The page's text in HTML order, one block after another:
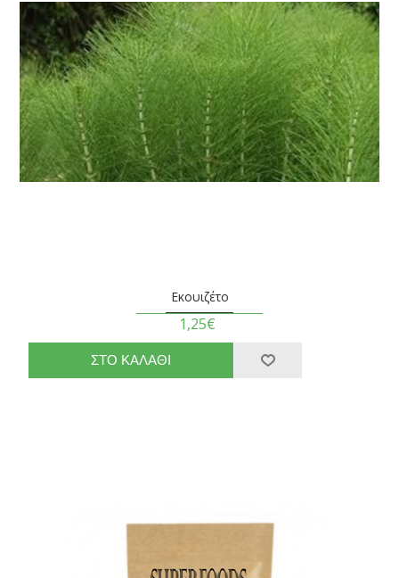
Εκουιζέτο
1,25€